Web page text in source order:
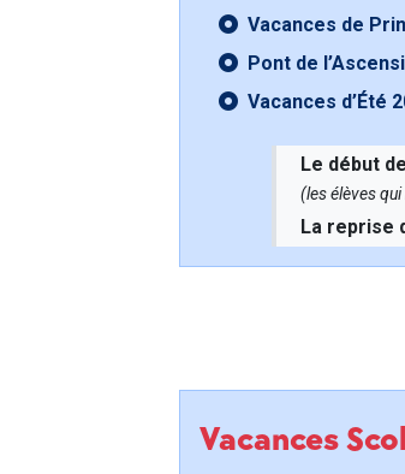
Vacances de
Pont de
Vacances d’Été
Le début
(les élèves
La reprise
Vacances